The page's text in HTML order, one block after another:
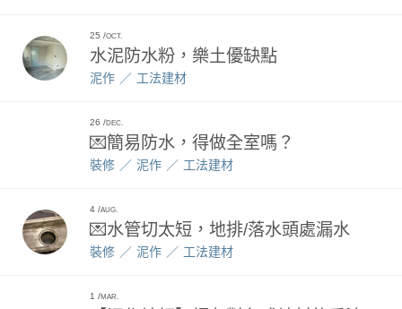
25 OCT.
水泥防水粉，樂土優缺點
泥作 工法建材
26 DEC.
💌簡易防水，得做全室嗎？
裝修 泥作 工法建材
4 AUG.
💌水管切太短，地排/落水頭處漏水
裝修 泥作 工法建材
1 MAR.